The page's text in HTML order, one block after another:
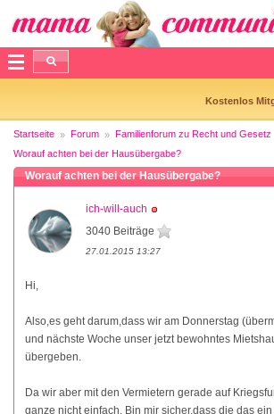
Kostenlos
Startseite Forum
Familienforum zu Recht und Gesetz
Worauf achten bei der Hausübergabe?
Worauf achten bei der Hausübergabe?
ich-will-auch
3040 Beiträge
27.01.2015 13:27
Hi,
Also,es geht darum,dass wir am Donnerstag
und nächste Woche unser jetzt bewohntes
übergeben.
Da wir aber mit den Vermietern gerade auf
ganze nicht einfach. Bin mir sicher,dass die das